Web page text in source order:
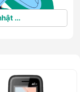
...